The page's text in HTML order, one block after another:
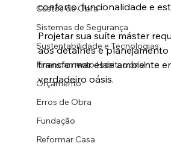
Custos de Obra
Sistemas de Segurança
Sustentabilidade e Tecnologias
Financiamento Habitacional
Orçamento
Erros de Obra
Fundação
Reformar Casa
conforto, funcionalidade e
Projetar sua suíte máster
aos detalhes e planejamento
transformar esse ambiente
verdadeiro oásis.